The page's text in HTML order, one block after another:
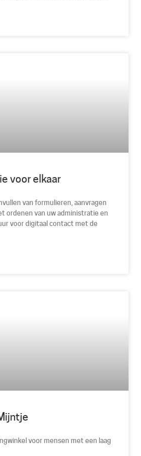
voor elkaar
van formulieren, aanvragen
ordenen van uw administratie en
voor digitaal contact met de
voor mensen met een laag